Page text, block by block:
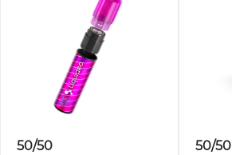
50/50 50/50